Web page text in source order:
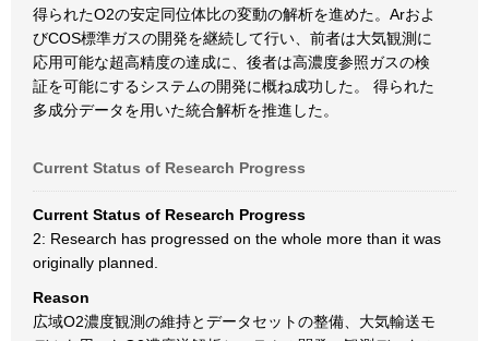
得られたO2の安定同位体比の変動の解析を進めた。Arおよ
びCOS標準ガスの開発を継続して行い、前者は大気観測に
応用可能な超高精度の達成に、後者は高濃度参照ガスの検
証を可能にするシステムの開発に概ね成功した。 得られた
多成分データを用いた統合解析を推進した。
Current Status of Research Progress
Current Status of Research Progress
2: Research has progressed on the whole more than it was
originally planned.
Reason
広域O2濃度観測の維持とデータセットの整備、大気輸送モ